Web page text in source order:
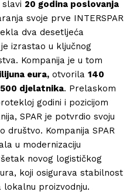
slavi 20 godina poslovanja
svoje prve INTERSPAR
dva desetljeća
izrastao u ključnog
Kompanija je u tom
eura, otvorila 140
djelatnika. Prelaskom
godini i pozicijom
SPAR je potvrdio svoju
društvo. Kompanija SPAR
u modernizaciju
novog logističkog
koji osigurava stabilnost
proizvodnju.